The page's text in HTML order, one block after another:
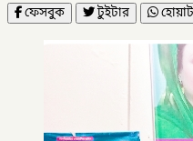
ফেসবুক
টুইটার